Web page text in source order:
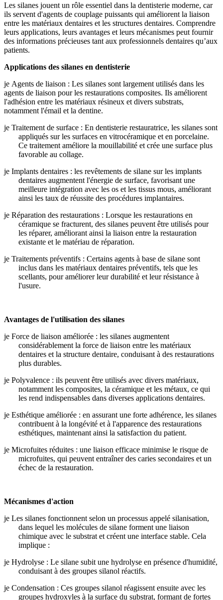
Les silanes jouent un rôle essentiel dans la dentisterie moderne, car
ils servent d'agents de couplage puissants qui améliorent la liaison
entre les matériaux dentaires et les structures dentaires. Comprendre
leurs applications, leurs avantages et leurs mécanismes peut fournir
des informations précieuses tant aux professionnels dentaires qu’aux
patients.
Applications des silanes en dentisterie
je Agents de liaison : Les silanes sont largement utilisés dans les
agents de liaison pour les restaurations composites. Ils améliorent
l'adhésion entre les matériaux résineux et divers substrats,
notamment l'émail et la dentine.
je Traitement de surface : En dentisterie restauratrice, les silanes sont
appliqués sur les surfaces en vitrocéramique et en porcelaine.
Ce traitement améliore la mouillabilité et crée une surface plus
favorable au collage.
je Implants dentaires : les revêtements de silane sur les implants
dentaires augmentent l'énergie de surface, favorisant une
meilleure intégration avec les os et les tissus mous, améliorant
ainsi les taux de réussite des procédures implantaires.
je Réparation des restaurations : Lorsque les restaurations en
céramique se fracturent, des silanes peuvent être utilisés pour
les réparer, améliorant ainsi la liaison entre la restauration
existante et le matériau de réparation.
je Traitements préventifs : Certains agents à base de silane sont
inclus dans les matériaux dentaires préventifs, tels que les
scellants, pour améliorer leur durabilité et leur résistance à
l'usure.
Avantages de l'utilisation des silanes
je Force de liaison améliorée : les silanes augmentent
considérablement la force de liaison entre les matériaux
dentaires et la structure dentaire, conduisant à des restaurations
plus durables.
je Polyvalence : ils peuvent être utilisés avec divers matériaux,
notamment les composites, la céramique et les métaux, ce qui
les rend indispensables dans diverses applications dentaires.
je Esthétique améliorée : en assurant une forte adhérence, les silanes
contribuent à la longévité et à l'apparence des restaurations
esthétiques, maintenant ainsi la satisfaction du patient.
je Microfuites réduites : une liaison efficace minimise le risque de
microfuites, qui peuvent entraîner des caries secondaires et un
échec de la restauration.
Mécanismes d'action
je Les silanes fonctionnent selon un processus appelé silanisation,
dans lequel les molécules de silane forment une liaison
chimique avec le substrat et créent une interface stable. Cela
implique :
je Hydrolyse : Le silane subit une hydrolyse en présence d'humidité,
conduisant à des groupes silanol réactifs.
je Condensation : Ces groupes silanol réagissent ensuite avec les
groupes hydroxyles à la surface du substrat, formant de fortes